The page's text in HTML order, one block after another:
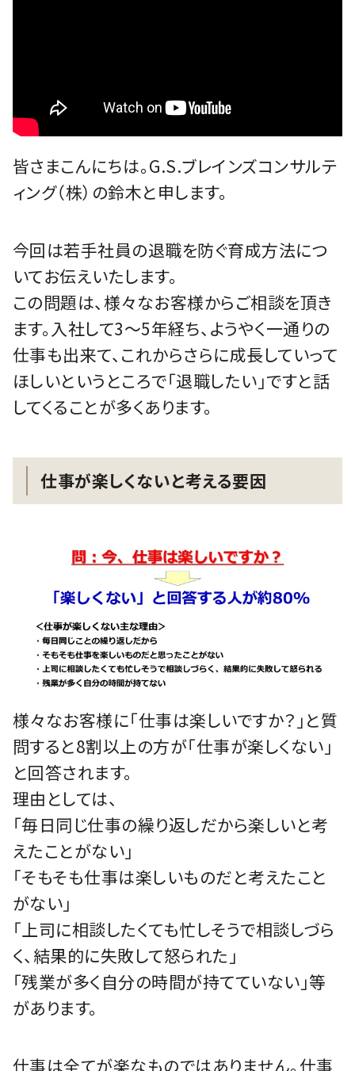
皆さまこんにちは。G.S.ブレインズコンサルテ
ィング（株）の鈴木と申します。
今回は若手社員の退職を防ぐ育成方法につ
いてお伝えいたします。
この問題は、様々なお客様からご相談を頂き
ます。入社して3～5年経ち、ようやく一通りの
仕事も出来て、これからさらに成長していって
ほしいというところで「退職したい」ですと話
してくることが多くあります。
仕事が楽しくないと考える要因
様々なお客様に「仕事は楽しいですか？」と質
問すると8割以上の方が「仕事が楽しくない」
と回答されます。
理由としては、
「毎日同じ仕事の繰り返しだから楽しいと考
えたことがない」
「そもそも仕事は楽しいものだと考えたこと
がない」
「上司に相談したくても忙しそうで相談しづら
く、結果的に失敗して怒られた」
「残業が多く自分の時間が持てていない」等
があります。
仕事は全てが楽なものではありません。仕事